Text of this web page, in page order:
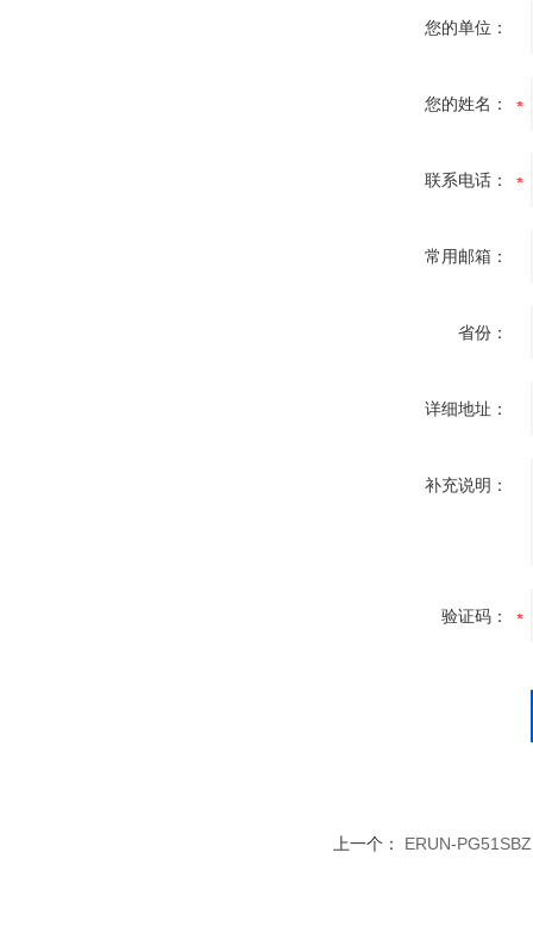
您的单位：
您的姓名：
联系电话：
常用邮箱：
省份：
详细地址：
补充说明：
验证码：
上一个： ERUN-